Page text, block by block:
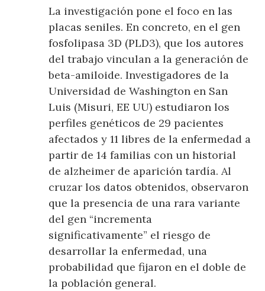
La investigación pone el foco en las
placas seniles. En concreto, en el gen
fosfolipasa 3D (PLD3), que los autores
del trabajo vinculan a la generación de
beta-amiloide. Investigadores de la
Universidad de Washington en San
Luis (Misuri, EE UU) estudiaron los
perfiles genéticos de 29 pacientes
afectados y 11 libres de la enfermedad a
partir de 14 familias con un historial
de alzheimer de aparición tardía. Al
cruzar los datos obtenidos, observaron
que la presencia de una rara variante
del gen “incrementa
significativamente” el riesgo de
desarrollar la enfermedad, una
probabilidad que fijaron en el doble de
la población general.